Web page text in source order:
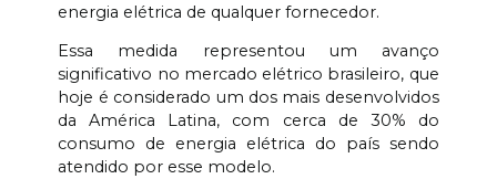
energia elétrica de qualquer fornecedor.
Essa medida representou um avanço
significativo no mercado elétrico brasileiro, que
hoje é considerado um dos mais desenvolvidos
da América Latina, com cerca de 30% do
consumo de energia elétrica do país sendo
atendido por esse modelo.